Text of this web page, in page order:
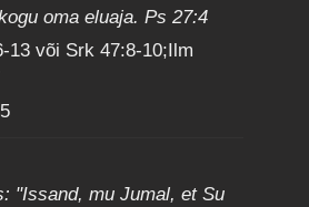
oma eluaja. Ps 27:4
13 või Srk 47:8-10;Ilm
"Issand, mu Jumal, et Su